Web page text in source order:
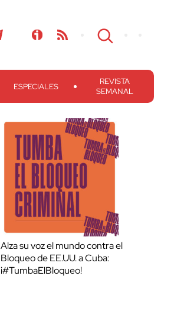
ESPECIALES
REVISTA
SEMANAL
Alza su voz el mundo contra el
Bloqueo de EE.UU. a Cuba:
¡#TumbaElBloqueo!